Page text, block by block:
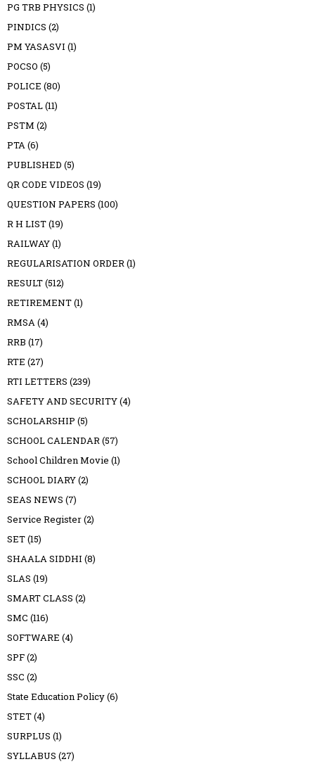
PG TRB PHYSICS (1)
PINDICS (2)
PM YASASVI (1)
POCSO (5)
POLICE (80)
POSTAL(11)
PSTM (2)
PTA(6)
PUBLISHED (5)
QR CODE VIDEOS (19)
QUESTION PAPERS (100)
R H LIST(19)
RAILWAY(1)
REGULARISATION ORDER(1)
RESULT(512)
RETIREMENT(1)
RMSA(4)
RRB (17)
RTE (27)
RTI LETTERS (239)
SAFETY AND SECURITY(4)
SCHOLARSHIP (5)
SCHOOL CALENDAR(57)
School Children Movie (1)
SCHOOL DIARY(2)
SEAS NEWS (7)
Service Register(2)
SET(15)
SHAALA SIDDHI (8)
SLAS (19)
SMART CLASS (2)
SMC (116)
SOFTWARE (4)
SPF(2)
SSC (2)
State Education Policy(6)
STET(4)
SURPLUS (1)
SYLLABUS (27)